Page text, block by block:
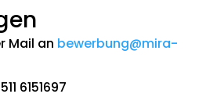
Mail an bewerbung@mira-
6151697